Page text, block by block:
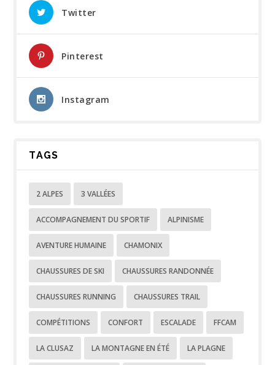
Twitter
Pinterest
Instagram
TAGS
2 ALPES 3 VALLÉES
ACCOMPAGNEMENT DU SPORTIF ALPINISME
AVENTURE HUMAINE CHAMONIX
CHAUSSURES DE SKI CHAUSSURES RANDONNÉE
CHAUSSURES RUNNING CHAUSSURES TRAIL
COMPÉTITIONS CONFORT ESCALADE FFCAM
LA CLUSAZ LA MONTAGNE EN ÉTÉ LA PLAGNE